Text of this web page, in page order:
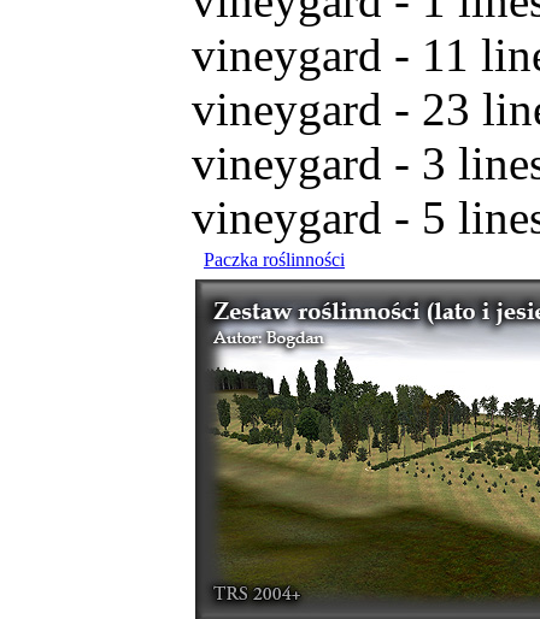
vineygard - 11
vineygard - 23
vineygard - 3
vineygard - 5
Paczka roślinności